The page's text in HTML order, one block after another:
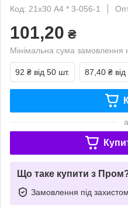
Код: 21х30 А4 * 3-056-1
101,20 ₴
Мінімальна сума замовлення
92 ₴ від 50 шт. 87,40 ₴
Що таке купити з
Замовлення під захистом